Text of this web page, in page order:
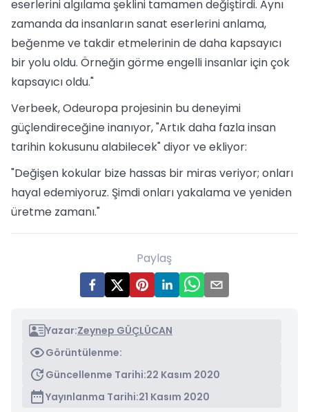
eserlerini algılama şeklini tamamen değiştirdi. Aynı
zamanda da insanların sanat eserlerini anlama,
beğenme ve takdir etmelerinin de daha kapsayıcı
bir yolu oldu. Örneğin görme engelli insanlar için çok
kapsayıcı oldu."
Verbeek, Odeuropa projesinin bu deneyimi
güçlendireceğine inanıyor, "Artık daha fazla insan
tarihin kokusunu alabilecek" diyor ve ekliyor:
"Değişen kokular bize hassas bir miras veriyor; onları
hayal edemiyoruz. Şimdi onları yakalama ve yeniden
üretme zamanı."
Paylaş
Yazar:Zeynep GÜÇLÜCAN
Görüntülenme:
Güncellenme Tarihi:22 Kasım 2020
Yayınlanma Tarihi:21 Kasım 2020